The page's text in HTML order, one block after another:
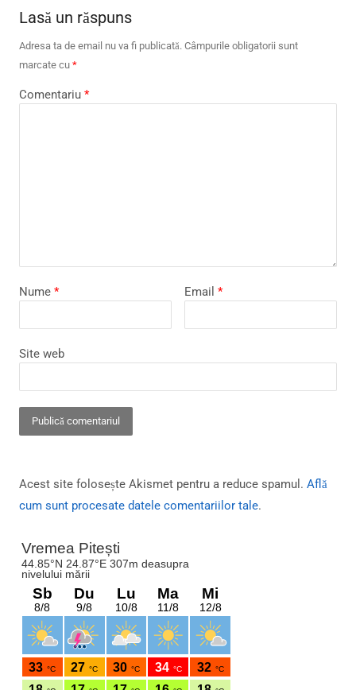
Lasă un răspuns
Adresa ta de email nu va fi publicată. Câmpurile obligatorii sunt
marcate cu *
Comentariu *
Nume * Email *
Site web
Acest site folosește Akismet pentru a reduce spamul. Află
cum sunt procesate datele comentariilor tale.